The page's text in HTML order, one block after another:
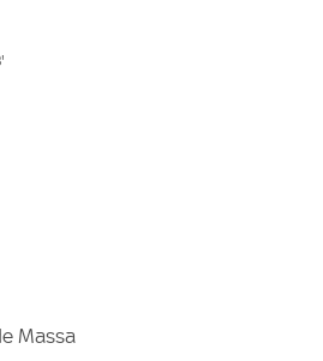
Massa